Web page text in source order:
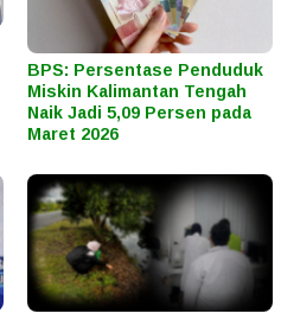
BPS: Persentase Penduduk
Miskin Kalimantan Tengah
Naik Jadi 5,09 Persen pada
Maret 2026